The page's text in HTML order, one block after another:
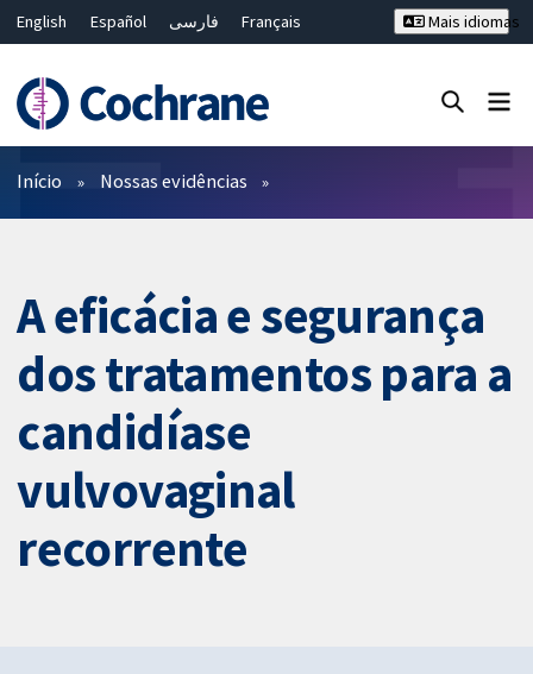
English Español فارسی
Français
Bahasa Malaysia
ไทย 繁體中文
Mais idiomas
Filtros
Início Nossas evidências
A eficácia e segurança
dos tratamentos para a
candidíase
vulvovaginal
recorrente